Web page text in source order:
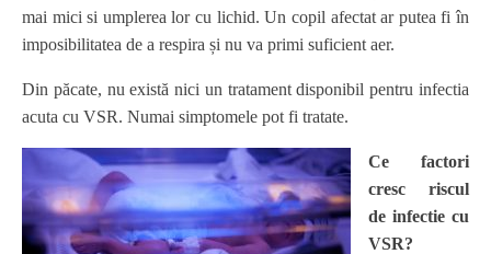
mai mici si umplerea lor cu lichid. Un copil afectat ar putea fi în
imposibilitatea de a respira și nu va primi suficient aer.
Din păcate, nu există nici un tratament disponibil pentru infectia
acuta cu VSR. Numai simptomele pot fi tratate.
Ce factori
cresc riscul
de infectie cu
VSR?